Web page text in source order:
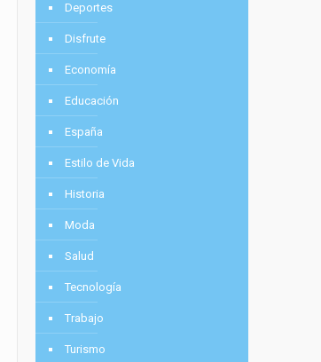
Deportes
Disfrute
Economía
Educación
España
Estilo de Vida
Historia
Moda
Salud
Tecnología
Trabajo
Turismo